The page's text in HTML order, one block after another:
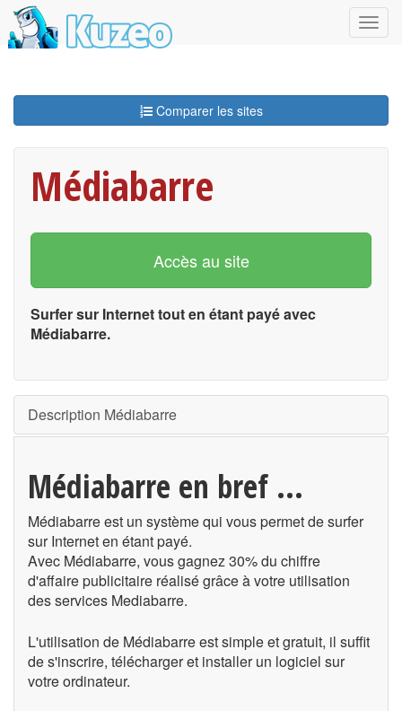
Comparer les sites
Médiabarre
Accès au site
Surfer sur Internet tout en étant payé avec
Médiabarre.
Description Médiabarre
Médiabarre en bref ...
Médiabarre est un système qui vous permet de surfer
sur Internet en étant payé.
Avec Médiabarre, vous gagnez 30% du chiffre
d'affaire publicitaire réalisé grâce à votre utilisation
des services Mediabarre.
L'utilisation de Médiabarre est simple et gratuit, il suffit
de s'inscrire, télécharger et installer un logiciel sur
votre ordinateur.